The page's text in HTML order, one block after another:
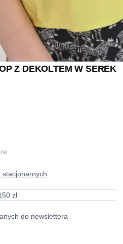
Z DEKOLTEM W SEREK
stacjonarnych
zł
do newslettera